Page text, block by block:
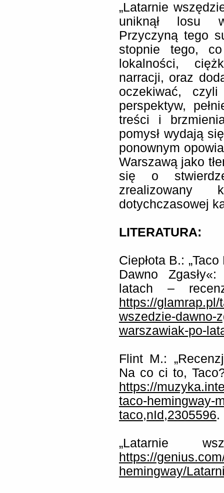
„Latarnie
uniknął losu
Przyczyną tego
stopnie tego,
lokalności,
narracji, oraz
oczekiwać, czyli
perspektyw,
treści i
pomysł wydają
ponownym
Warszawą jako
się o
dotychczasowej
LITERATURA:
Ciepłota B.:
Dawno
latach –
https://
wszedzie-dawno-
warszawiak-po-
Flint M.:
Na co ci to,
https://
taco-hemingway-
taco,nId,2305596.
„Latarnie
https://
hemingway/